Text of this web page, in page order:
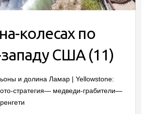
колесах по
США (11)
и долина Ламар | Yellowstone:
стратегия— медведи-грабители—